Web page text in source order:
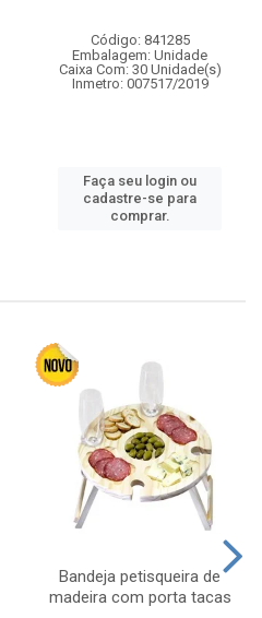
Código: 841285
Embalagem: Unidade
Caixa Com: 30 Unidade(s)
Inmetro: 007517/2019
Faça seu login ou
cadastre-se para
comprar.
Bandeja petisqueira de
madeira com porta tacas